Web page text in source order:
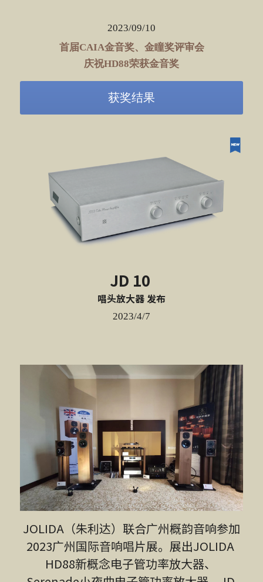
2023/09/10
首届CAIA金音奖、金瞳奖评审会
庆祝HD88荣获金音奖
获奖结果
JD 10
唱头放大器 发布
2023/4/7
JOLIDA（朱利达）联合广州概韵音响参加
2023广州国际音响唱片展。展出JOLIDA
HD88新概念电子管功率放大器、